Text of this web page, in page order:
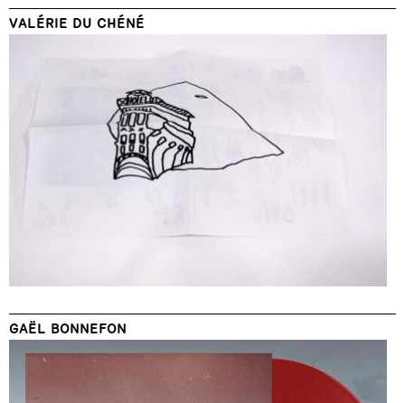
VALÉRIE DU CHÉNÉ
GAËL BONNEFON